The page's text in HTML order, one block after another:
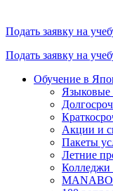
Подать заявку на
Подать заявку на
Обучение в
Акции и
Пакеты
Летние